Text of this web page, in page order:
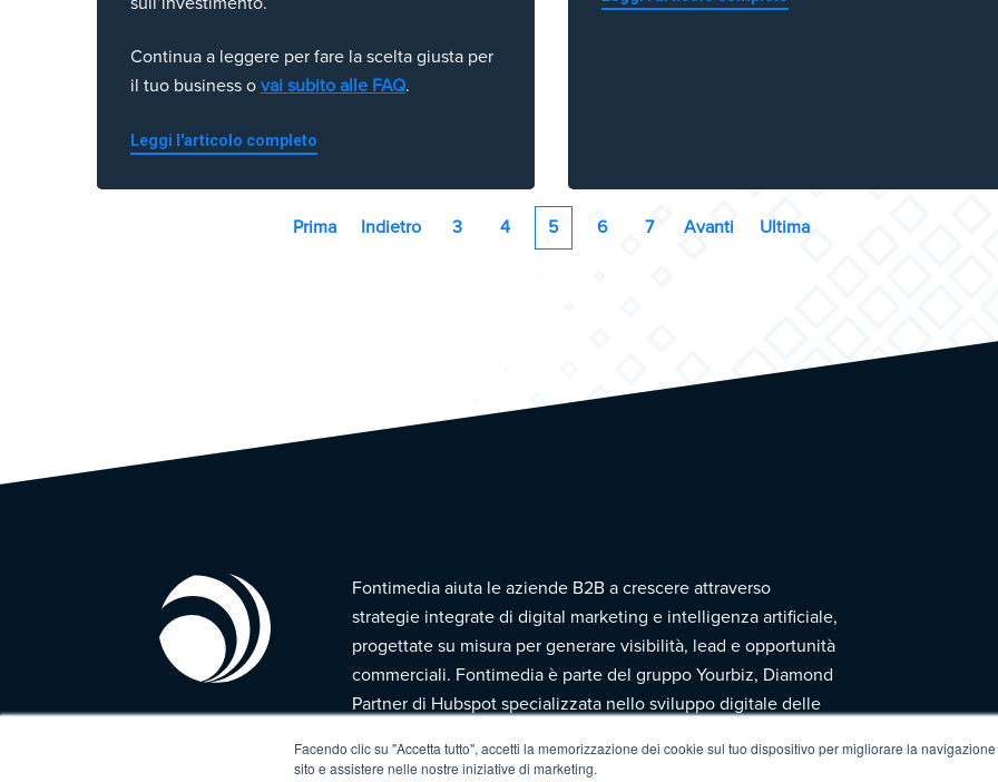
Facendo clic su "Accetta tutto", accetti la memorizzazione dei cookie sul tuo dispositivo per migliorare la
sito e assistere nelle nostre iniziative di marketing.
Continua a leggere per fare la scelta giusta per
il tuo business o vai subito alle FAQ.
Leggi l'articolo completo
Prima Indietro 3 4 5 6 7 Avanti Ultima
Fontimedia aiuta le aziende B2B a crescere attraverso
strategie integrate di digital marketing e intelligenza artificiale,
progettate su misura per generare visibilità, lead e opportunità
commerciali. Fontimedia è parte del gruppo Yourbiz, Diamond
Partner di Hubspot specializzata nello sviluppo digitale delle